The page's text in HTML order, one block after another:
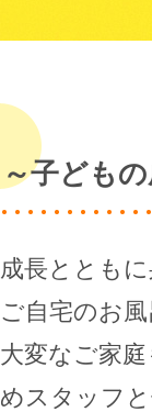
～子ども
成長ととも
ご自宅のお
大変なご家
めスタッフ